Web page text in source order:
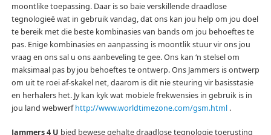
moontlike toepassing. Daar is so baie verskillende draadlose
tegnologieë wat in gebruik vandag, dat ons kan jou help om jou doel
te bereik met die beste kombinasies van bands om jou behoeftes te
pas. Enige kombinasies en aanpassing is moontlik stuur vir ons jou
vraag en ons sal u ons aanbeveling te gee.Ons kan ‘n stelsel om
maksimaal pas by jou behoeftes te ontwerp.Ons Jammers is ontwerp
om uit te roei af-skakel net, daarom is dit nie steuring vir basisstasie
en herhalers het. Jy kan kyk wat mobiele frekwensies in gebruik is in
jou land webwerfhttp://www.worldtimezone.com/gsm.html.
Jammers 4 U bied bewese gehalte draadlose tegnologie toerusting